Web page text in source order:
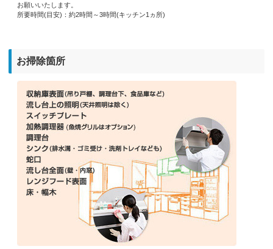
お願いいたします。
所要時間(目安)：約2時間～3時間(キッチン1ヵ所)
お掃除箇所